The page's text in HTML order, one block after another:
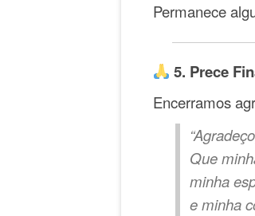
Permanece
5. Prece
Encerramos
Que
minha
e minha